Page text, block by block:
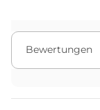
Bewertungen